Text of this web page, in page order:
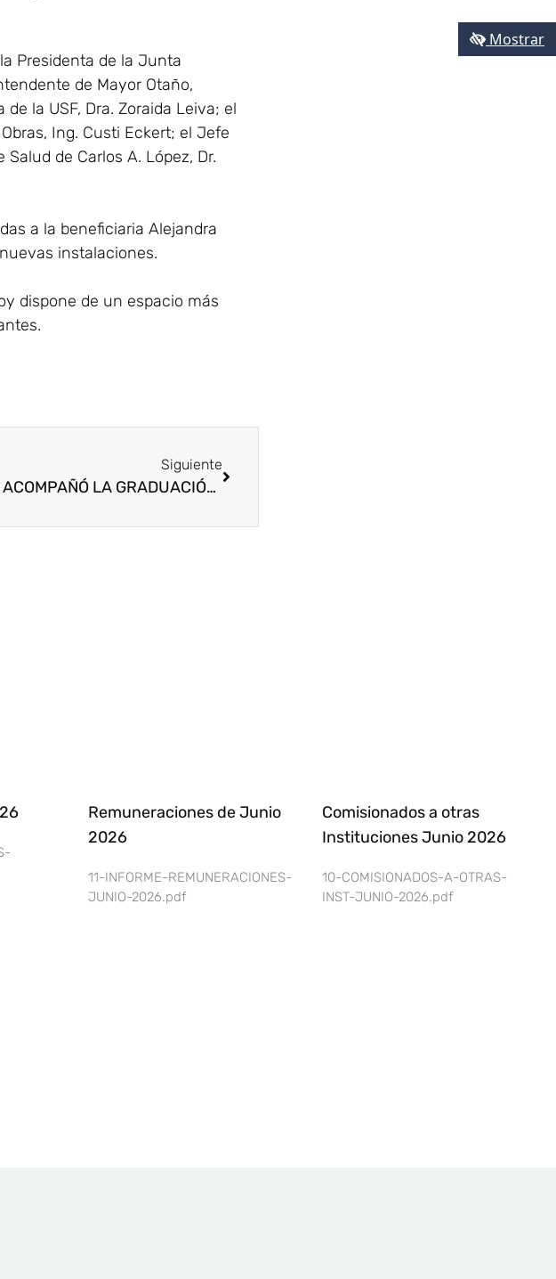
Mostrar
Presidenta de la Junta
de Mayor Otaño,
la USF, Dra. Zoraida Leiva; el
Ing. Custi Eckert; el Jefe
de Carlos A. López, Dr.
a la beneficiaria Alejandra
instalaciones.
dispone de un espacio más
Siguiente
GOBERNADOR DE ITAPÚA ACOMPAÑÓ LA GRADUACIÓN DE 90 NUEVOS TÉCNICOS EN MECANIZACIÓN AGRÍCOLA EN PIRAPÓ
Remuneraciones de Junio
2026
11-INFORME-REMUNERACIONES-
JUNIO-2026.pdf
Comisionados a otras
Instituciones Junio 2026
10-COMISIONADOS-A-OTRAS-
INST-JUNIO-2026.pdf